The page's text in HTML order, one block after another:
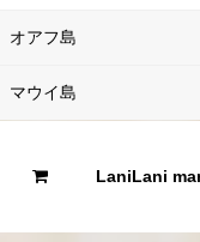
オアフ島
マウイ島
LaniLani